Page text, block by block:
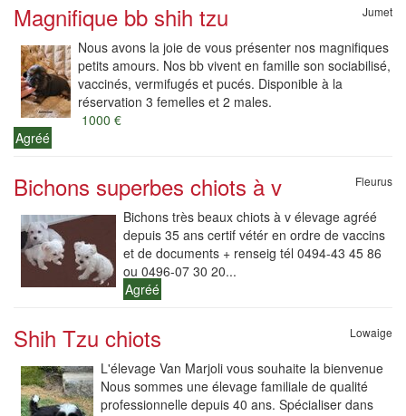
Magnifique bb shih tzu Jumet
Nous avons la joie de vous présenter nos magnifiques
petits amours. Nos bb vivent en famille son sociabilisé,
vaccinés, vermifugés et pucés. Disponible à la
réservation 3 femelles et 2 males.
1000 €
Agréé
Bichons superbes chiots à v Fleurus
Bichons très beaux chiots à v élevage agréé
depuis 35 ans certif vétér en ordre de vaccins
et de documents + renseig tél 0494-43 45 86
ou 0496-07 30 20...
Agréé
Shih Tzu chiots Lowaige
L'élevage Van Marjoli vous souhaite la bienvenue
Nous sommes une élevage familiale de qualité
professionnelle depuis 40 ans. Spécialiser dans